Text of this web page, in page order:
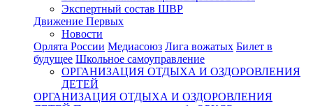
Экспертный состав ШВР
Движение Первых
Новости
Орлята России Медиасоюз Лига вожатых Билет в
будущее Школьное самоуправление
ОРГАНИЗАЦИЯ ОТДЫХА И ОЗДОРОВЛЕНИЯ
ДЕТЕЙ
ОРГАНИЗАЦИЯ ОТДЫХА И ОЗДОРОВЛЕНИЯ